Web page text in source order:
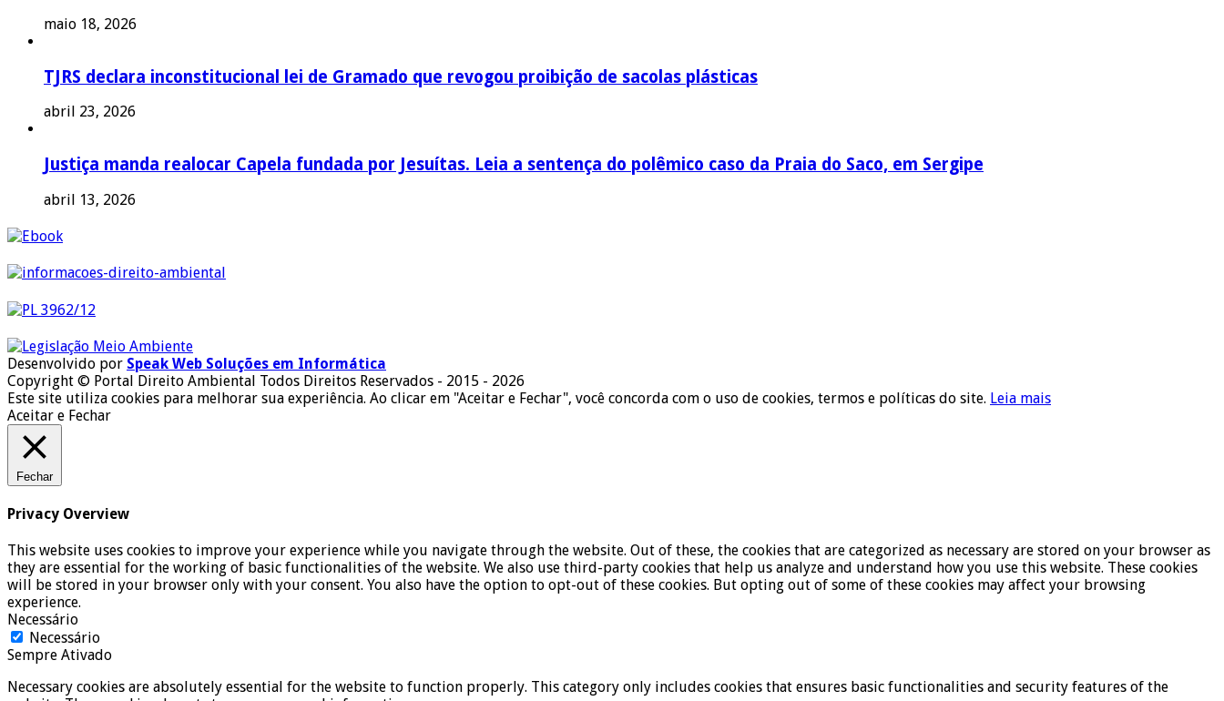
maio 18, 2026
TJRS declara inconstitucional lei de Gramado que revogou proibição de sacolas plásticas
abril 23, 2026
Justiça manda realocar Capela fundada por Jesuítas. Leia a sentença do polêmico caso da Praia do Saco, em Sergipe
abril 13, 2026
Desenvolvido por Speak Web Soluções em Informática
Copyright © Portal Direito Ambiental Todos Direitos Reservados - 2015 - 2026
Este site utiliza cookies para melhorar sua experiência. Ao clicar em "Aceitar e Fechar", você concorda com o uso de cookies, termos e políticas do site. Leia mais
Aceitar e Fechar
Fechar
Privacy Overview
This website uses cookies to improve your experience while you navigate through the website. Out of these, the cookies that are categorized as necessary are stored on your browser as
they are essential for the working of basic functionalities of the website. We also use third-party cookies that help us analyze and understand how you use this website. These cookies
will be stored in your browser only with your consent. You also have the option to opt-out of these cookies. But opting out of some of these cookies may affect your browsing
experience.
Necessário
Necessário
Sempre Ativado
Necessary cookies are absolutely essential for the website to function properly. This category only includes cookies that ensures basic functionalities and security features of the